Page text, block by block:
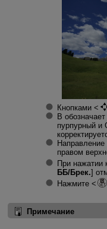
Кнопками
B
пурпурный и
Направление
правом
При нажатии
ББ/Брек.]
Нажмите
Примечание